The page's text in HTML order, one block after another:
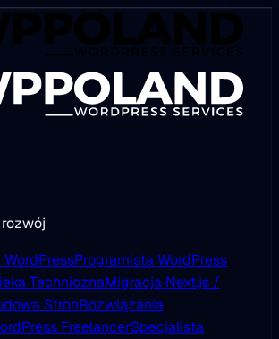
Programista WordPress
TechnicznaMigracja Next.js /
StronRozwiązania
FreelancerSpecjalista